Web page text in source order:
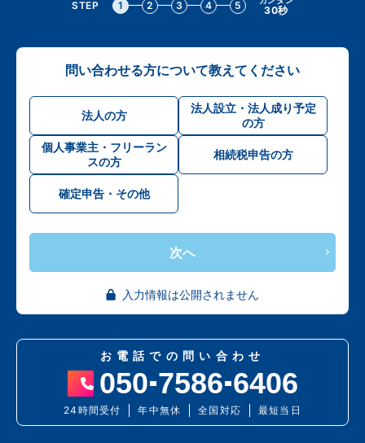
STEP 1 2 3 4 5 30秒
問い合わせる方について教えてください
法人の方
法人設立・法人成り予定
の方
個人事業主・フリーラン
スの方
相続税申告の方
確定申告・その他
次へ
入力情報は公開されません
お電話での問い合わせ
050 7586 6406
24時間受付 年中無休 全国対応 最短当日